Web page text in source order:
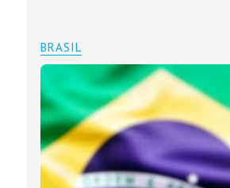
BRASIL